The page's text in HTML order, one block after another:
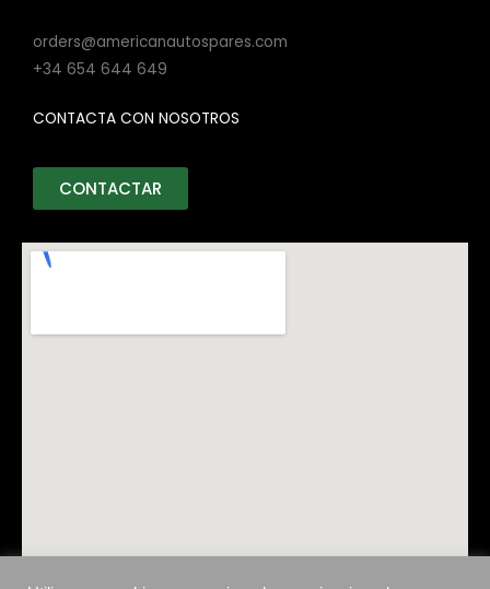
orders@americanautospares.com
+34 654 644 649
CONTACTA CON NOSOTROS
CONTACTAR